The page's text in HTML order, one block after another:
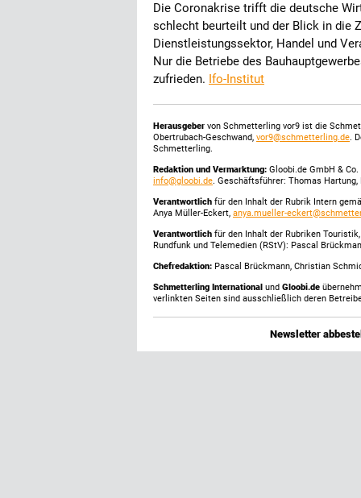
Die Coronakrise trifft die deutsche
schlecht beurteilt und der Blick in die
Dienstleistungssektor, Handel und
Nur die Betriebe des
zufrieden. Ifo-Institut
Herausgeber von Schmetterling vor9 ist die
Obertrubach-Geschwand, vor9@schmetterling.de.
Schmetterling.
Redaktion und Vermarktung: Gloobi.de GmbH &
info@gloobi.de. Geschäftsführer: Thomas
Verantwortlich für den Inhalt der Rubrik Intern
Anya Müller-Eckert, anya.mueller-
Verantwortlich für den Inhalt der Rubriken
Rundfunk und Telemedien (RStV): Pascal
Chefredaktion: Pascal Brückmann, Christian
Schmetterling International und Gloobi.de
verlinkten Seiten sind ausschließlich deren
Newsletter